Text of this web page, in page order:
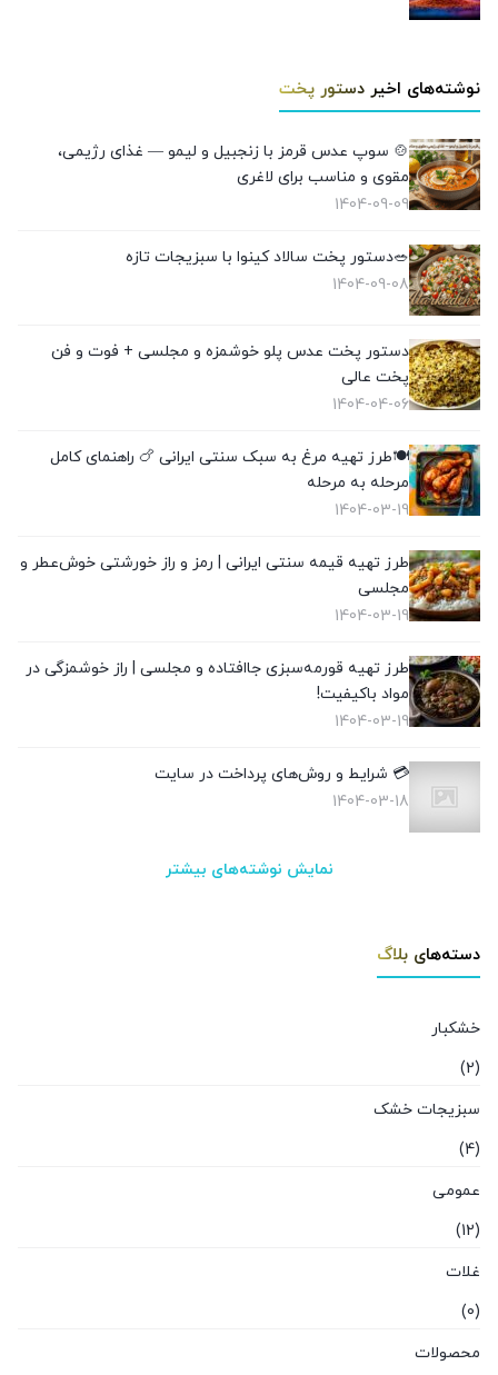
نوشته‌های اخیر دستور پخت
🍲 سوپ عدس قرمز با زنجبیل و لیمو — غذای رژیمی،
مقوی و مناسب برای لاغری
1404-09-09
🥗دستور پخت سالاد کینوا با سبزیجات تازه
1404-09-08
دستور پخت عدس پلو خوشمزه و مجلسی + فوت و فن
پخت عالی
1404-04-06
🍽️طرز تهیه مرغ به سبک سنتی ایرانی 🍗 راهنمای کامل
مرحله به مرحله
1404-03-19
طرز تهیه قیمه سنتی ایرانی | رمز و راز خورشتی خوش‌عطر و
مجلسی
1404-03-19
طرز تهیه قورمه‌سبزی جاافتاده و مجلسی | راز خوشمزگی در
مواد باکیفیت!
1404-03-19
💳 شرایط و روش‌های پرداخت در سایت
1404-03-18
نمایش نوشته‌های بیشتر
دسته‌های بلاگ
خشکبار
(2)
سبزیجات خشک
(4)
عمومی
(12)
غلات
(0)
محصولات